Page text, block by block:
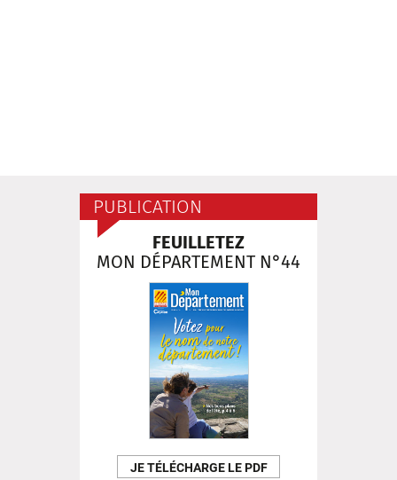
PUBLICATION
FEUILLETEZ
MON DÉPARTEMENT N°44
JE TÉLÉCHARGE LE PDF